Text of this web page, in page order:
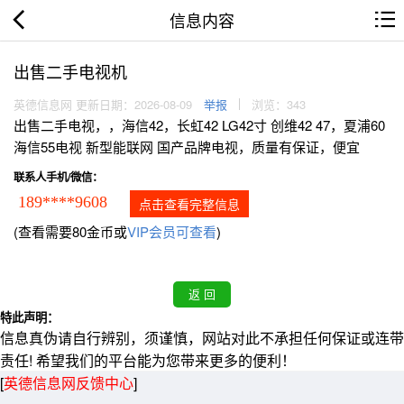
信息内容
出售二手电视机
英德信息网 更新日期：2026-08-09 举报 浏览：343
出售二手电视，，海信42，长虹42 LG42寸 创维42 47，夏浦60
海信55电视 新型能联网 国产品牌电视，质量有保证，便宜
联系人手机/微信：
189****9608 点击查看完整信息
(查看需要80金币或VIP会员可查看)
特此声明：
信息真伪请自行辨别，须谨慎，网站对此不承担任何保证或连带
责任! 希望我们的平台能为您带来更多的便利！
[英德信息网反馈中心]